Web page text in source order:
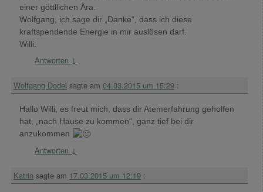
einer göttllichen Ära.
Wolfgang, ich sage dir „Danke“, dass ich diese
kraftspendende Energie in mir auslösen darf.
Willi.
Antworten ↓
Wolfgang Dodel sagte am 04.03.2015 um 15:29 :
Hallo Willi, es freut mich, dass dir Atemerfahrung geholfen
hat, „nach Hause zu kommen“, ganz tief bei dir
anzukommen
Antworten ↓
Katrin sagte am 17.03.2015 um 12:19 :